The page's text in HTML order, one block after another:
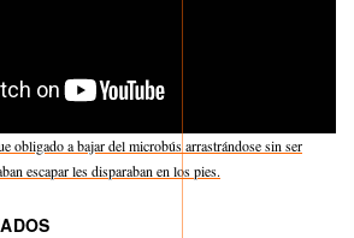
obligado a bajar del microbús arrastrándose sin ser
escapar les disparaban en los pies.